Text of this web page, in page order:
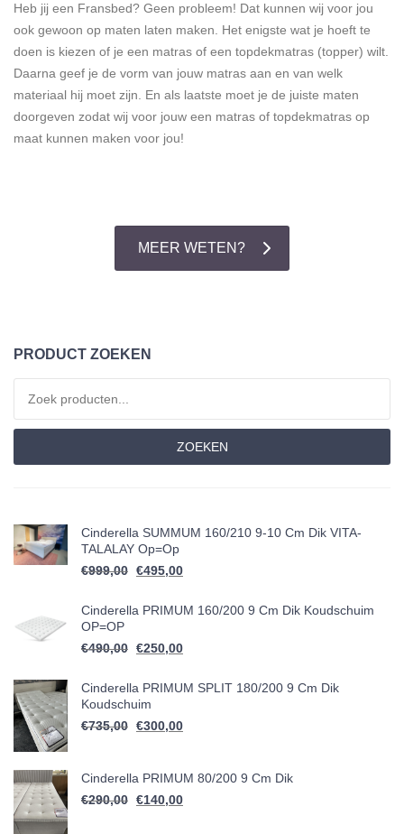
Heb jij een Fransbed? Geen probleem! Dat kunnen wij voor jou
ook gewoon op maten laten maken. Het enigste wat je hoeft te
doen is kiezen of je een matras of een topdekmatras (topper) wilt.
Daarna geef je de vorm van jouw matras aan en van welk
materiaal hij moet zijn. En als laatste moet je de juiste maten
doorgeven zodat wij voor jouw een matras of topdekmatras op
maat kunnen maken voor jou!
MEER WETEN?
PRODUCT ZOEKEN
ZOEKEN
Cinderella SUMMUM 160/210 9-10 Cm Dik VITA-
TALALAY Op=op
€999,00 Oorspronkelijke prijs was: €999,00.
€495,00
Cinderella PRIMUM 160/200 9 Cm Dik Koudschuim
OP=OP
€490,00 Oorspronkelijke prijs was: €490,00.
€250,00
Cinderella PRIMUM SPLIT 180/200 9 Cm Dik
Koudschuim
€735,00 Oorspronkelijke prijs was: €735,00.
€300,00
Cinderella PRIMUM 80/200 9 Cm Dik
€290,00 Oorspronkelijke prijs was: €290,00.
€140,00